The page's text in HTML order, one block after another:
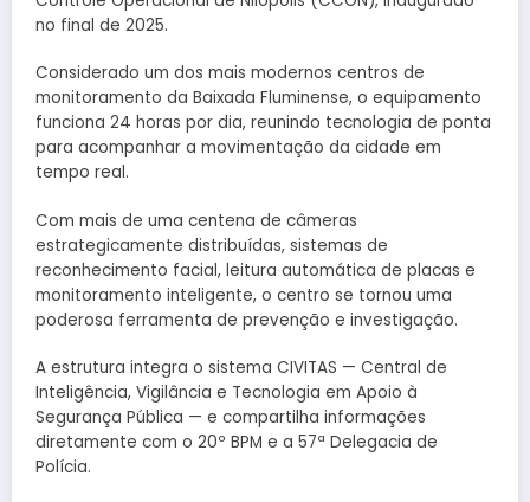
no final de 2025.
Considerado um dos mais modernos centros de
monitoramento da Baixada Fluminense, o equipamento
funciona 24 horas por dia, reunindo tecnologia de ponta
para acompanhar a movimentação da cidade em
tempo real.
Com mais de uma centena de câmeras
estrategicamente distribuídas, sistemas de
reconhecimento facial, leitura automática de placas e
monitoramento inteligente, o centro se tornou uma
poderosa ferramenta de prevenção e investigação.
A estrutura integra o sistema CIVITAS — Central de
Inteligência, Vigilância e Tecnologia em Apoio à
Segurança Pública — e compartilha informações
diretamente com o 20º BPM e a 57ª Delegacia de
Polícia.